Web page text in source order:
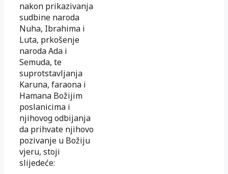
nakon prikazivanja
sudbine naroda
Nuha, Ibrahima i
Luta, prkošenje
naroda Ada i
Semuda, te
suprotstavljanja
Karuna, faraona i
Hamana Božijim
poslanicima i
njihovog odbijanja
da prihvate njihovo
pozivanje u Božiju
vjeru, stoji
slijedeće: